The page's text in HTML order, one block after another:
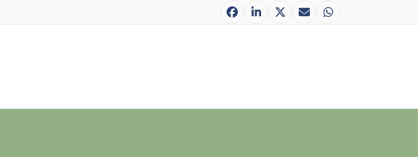
Facebook
LinkedInTwitterCorreoWhatsapp